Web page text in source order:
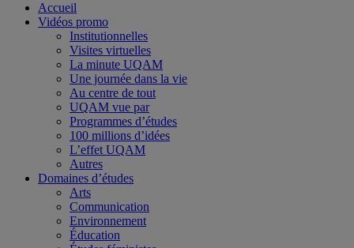
Accueil
Vidéos promo
Institutionnelles
Visites virtuelles
La minute UQAM
Une journée dans la vie
Au centre de tout
UQAM vue par
Programmes d’études
100 millions d’idées
L’effet UQAM
Autres
Domaines d’études
Arts
Communication
Environnement
Éducation